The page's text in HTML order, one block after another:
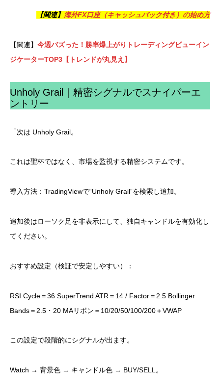
【関連】 海外FX口座（キャッシュバック付き）の始め方
【関連】 今週バズった！勝率爆上がりトレーディングビューイン
ジケーターTOP3【トレンドが丸見え】
Unholy Grail｜精密シグナルでスナイパーエ
ントリー
「次は Unholy Grail。
これは聖杯ではなく、市場を監視する精密システムです。
導入方法：TradingViewで“Unholy Grail”を検索し追加。
追加後はローソク足を非表示にして、独自キャンドルを有効化し
てください。
おすすめ設定（検証で安定しやすい）：
RSI Cycle＝36 SuperTrend ATR＝14 / Factor＝2.5 Bollinger
Bands＝2.5・20 MAリボン＝10/20/50/100/200＋VWAP
この設定で段階的にシグナルが出ます。
Watch → 背景色 → キャンドル色 → BUY/SELL。